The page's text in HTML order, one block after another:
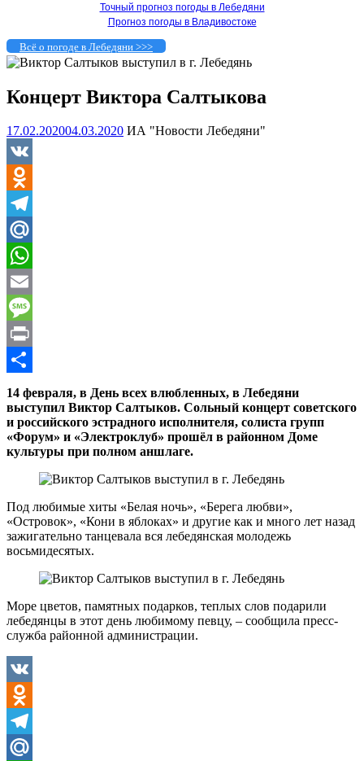
Точный прогноз погоды в Лебедяни
Прогноз погоды в Владивостоке
Всё о погоде в Лебедяни >>>
Концерт Виктора Салтыкова
17.02.202004.03.2020 ИА "Новости Лебедяни"
VK
Odnoklassniki
Telegram
Mail.Ru
WhatsApp
Email
Message
Print
Отправить
14 февраля, в День всех влюбленных, в Лебедяни
выступил Виктор Салтыков. Сольный концерт советского
и российского эстрадного исполнителя, солиста групп
«Форум» и «Электроклуб» прошёл в районном Доме
культуры при полном аншлаге.
Под любимые хиты «Белая ночь», «Берега любви»,
«Островок», «Кони в яблоках» и другие как и много лет назад
зажигательно танцевала вся лебедянская молодежь
восьмидесятых.
Море цветов, памятных подарков, теплых слов подарили
лебедянцы в этот день любимому певцу, – сообщила пресс-
служба районной администрации.
VK
Odnoklassniki
Telegram